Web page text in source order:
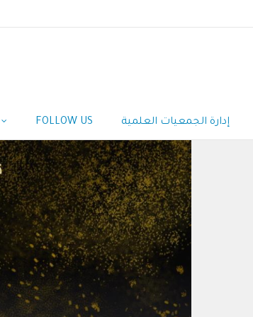
FOLLOW US إدارة الجمعيات العلمية